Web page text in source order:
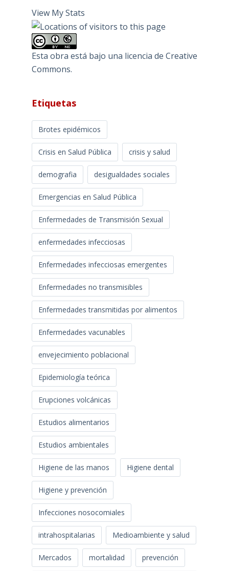
View My Stats
Esta obra está bajo una licencia de Creative
Commons.
Etiquetas
Brotes epidémicos
Crisis en Salud Pública crisis y salud
demografia desigualdades sociales
Emergencias en Salud Pública
Enfermedades de Transmisión Sexual
enfermedades infecciosas
Enfermedades infecciosas emergentes
Enfermedades no transmisibles
Enfermedades transmitidas por alimentos
Enfermedades vacunables
envejecimiento poblacional
Epidemiología teórica
Erupciones volcánicas
Estudios alimentarios
Estudios ambientales
Higiene de las manos Higiene dental
Higiene y prevención
Infecciones nosocomiales
intrahospitalarias Medioambiente y salud
Mercados mortalidad
prevención